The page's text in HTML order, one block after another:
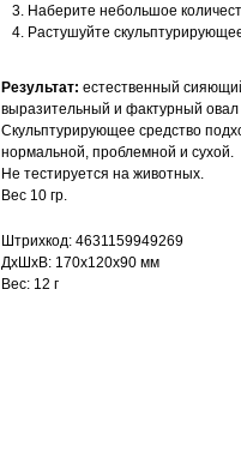
Наберите небольшое
Растушуйте
Результат: естественный
выразительный и фактурный
Скульптурирующее средство
нормальной, проблемной и сухой.
Не тестируется на животных.
Вес 10 гр.
Штрихкод: 4631159949269
ДxШxВ: 170x120x90 мм
Вес: 12 г